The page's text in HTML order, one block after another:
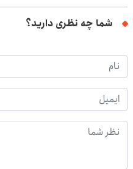
شما چه نظری دارید؟